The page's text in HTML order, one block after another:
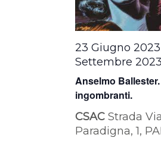
Anselmo
ingombranti.
23 Giugno 2023
Settembre 2023
CSACStrada
Paradigna, 1,